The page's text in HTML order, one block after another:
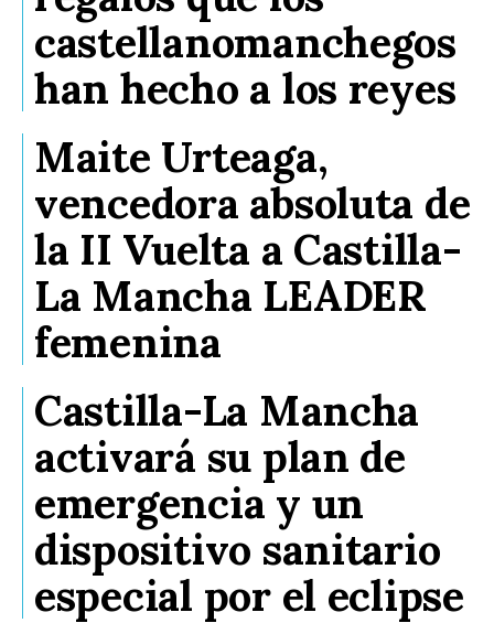
castellanomanchegos
han hecho a los reyes
Maite Urteaga,
vencedora absoluta de
la II Vuelta a Castilla-
La Mancha LEADER
femenina
Castilla-La Mancha
activará su plan de
emergencia y un
dispositivo sanitario
especial por el eclipse